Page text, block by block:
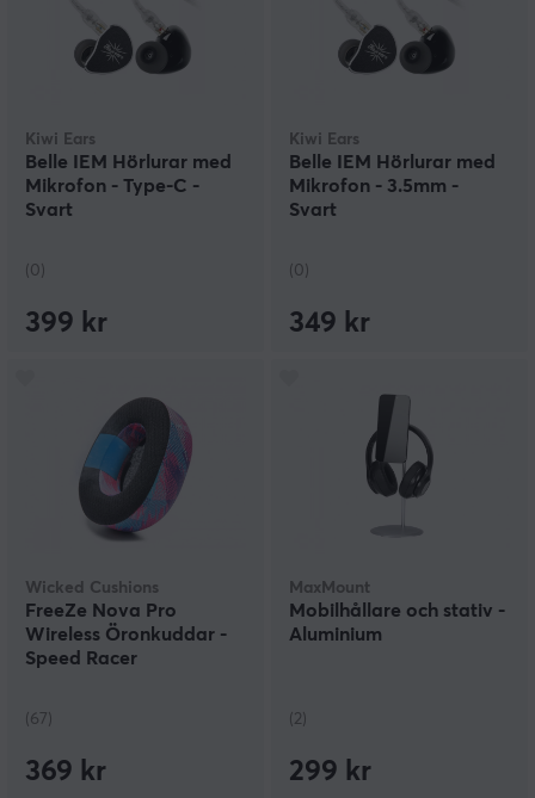
Kiwi Ears
Belle IEM Hörlurar med
Mikrofon - Type-C -
Svart
(0)
399 kr
Kiwi Ears
Belle IEM Hörlurar med
Mikrofon - 3.5mm -
Svart
(0)
349 kr
Wicked Cushions
FreeZe Nova Pro
Wireless Öronkuddar -
Speed Racer
(67)
369 kr
MaxMount
Mobilhållare och stativ -
Aluminium
(2)
299 kr